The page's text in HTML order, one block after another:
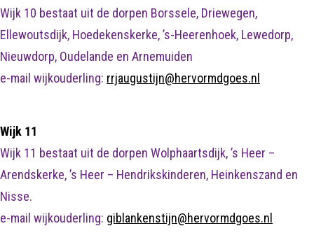
Wijk 10 bestaat uit de dorpen Borssele, Driewegen,
Ellewoutsdijk, Hoedekenskerke, ’s-Heerenhoek, Lewedorp,
Nieuwdorp, Oudelande en Arnemuiden
e-mail wijkouderling: rrjaugustijn@hervormdgoes.nl
Wijk 11
Wijk 11 bestaat uit de dorpen Wolphaartsdijk, ’s Heer –
Arendskerke, ’s Heer – Hendrikskinderen, Heinkenszand en
Nisse.
e-mail wijkouderling: giblankenstijn@hervormdgoes.nl